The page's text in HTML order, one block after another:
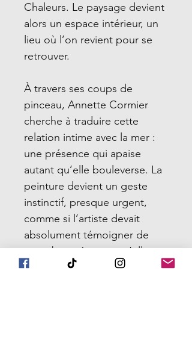
Chaleurs. Le paysage devient
alors un espace intérieur, un
lieu où l’on revient pour se
retrouver.
À travers ses coups de
pinceau, Annette Cormier
cherche à traduire cette
relation intime avec la mer :
une présence qui apaise
autant qu’elle bouleverse. La
peinture devient un geste
instinctif, presque urgent,
comme si l’artiste devait
absolument témoigner de
cette beauté avant qu’elle ne
s’efface. Les couleurs vibrent,